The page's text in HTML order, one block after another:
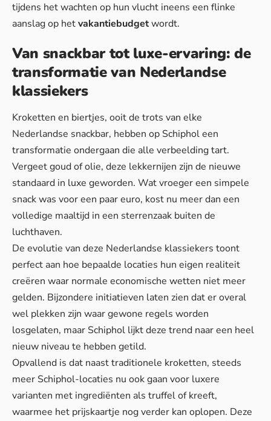
tijdens het wachten op hun vlucht ineens een flinke
aanslag op hetvakantiebudgetwordt.
Van snackbar tot luxe-ervaring: de
transformatie van Nederlandse
klassiekers
Kroketten en biertjes, ooit de trots van elke
Nederlandse snackbar, hebben op Schiphol een
transformatie ondergaan die alle verbeelding tart.
Vergeet goud of olie, deze lekkernijen zijn de nieuwe
standaard in luxe geworden. Wat vroeger een simpele
snack was voor een paar euro, kost nu meer dan een
volledige maaltijd in een sterrenzaak buiten de
luchthaven.
De evolutie van deze Nederlandse klassiekers toont
perfect aan hoe bepaalde locaties hun eigen realiteit
creëren waar normale economische wetten niet meer
gelden. Bijzondere initiatieven laten zien dat er overal
wel plekken zijn waar gewone regels worden
losgelaten, maar Schiphol lijkt deze trend naar een heel
nieuw niveau te hebben getild.
Opvallend is dat naast traditionele kroketten, steeds
meer Schiphol-locaties nu ook gaan voor luxere
varianten met ingrediënten als truffel of kreeft,
waarmee het prijskaartje nog verder kan oplopen. Deze